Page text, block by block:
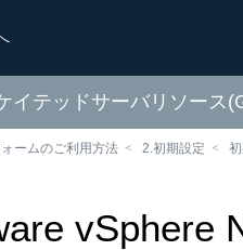
テッドサーバリソー
ームのご利用方法 2.初期設定
vSphere